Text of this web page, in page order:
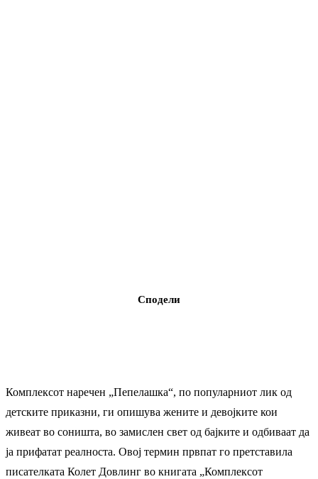
Сподели
Комплексот наречен „Пепелашка“, по популарниот лик од
детските приказни, ги опишува жените и девојките кои
живеат во соништа, во замислен свет од бајките и одбиваат да
ја прифатат реалноста. Овој термин првпат го претставила
писателката Колет Довлинг во книгата „Комплексот